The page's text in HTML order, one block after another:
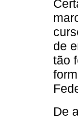
de
tão
De